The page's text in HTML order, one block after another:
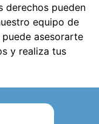
derechos pueden
equipo de
asesorarte
y realiza tus